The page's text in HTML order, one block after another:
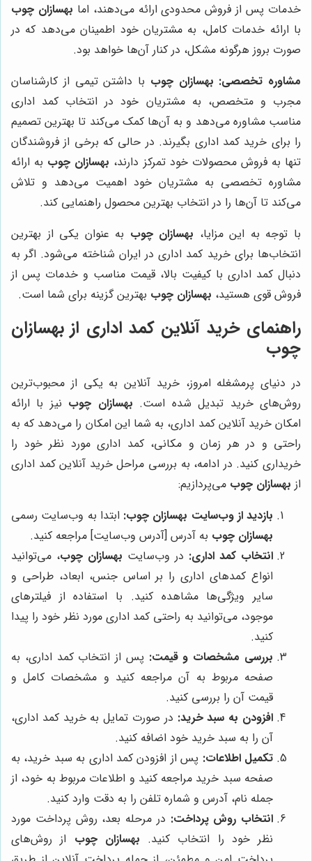
خدمات پس از فروش محدودی ارائه می‌دهند، اما بهسازان چوب
با ارائه خدمات کامل، به مشتریان خود اطمینان می‌دهد که در
صورت بروز هرگونه مشکل، در کنار آن‌ها خواهد بود.
مشاوره تخصصی: بهسازان چوب با داشتن تیمی از کارشناسان
مجرب و متخصص، به مشتریان خود در انتخاب کمد اداری
مناسب مشاوره می‌دهد و به آن‌ها کمک می‌کند تا بهترین تصمیم
را برای خرید کمد اداری بگیرند. در حالی که برخی از فروشندگان
تنها به فروش محصولات خود تمرکز دارند، بهسازان چوب به ارائه
مشاوره تخصصی به مشتریان خود اهمیت می‌دهد و تلاش
می‌کند تا آن‌ها را در انتخاب بهترین محصول راهنمایی کند.
با توجه به این مزایا، بهسازان چوب به عنوان یکی از بهترین
انتخاب‌ها برای خرید کمد اداری در ایران شناخته می‌شود. اگر به
دنبال کمد اداری با کیفیت بالا، قیمت مناسب و خدمات پس از
فروش قوی هستید، بهسازان چوب بهترین گزینه برای شما است.
راهنمای خرید آنلاین کمد اداری از بهسازان
چوب
در دنیای پرمشغله امروز، خرید آنلاین به یکی از محبوب‌ترین
روش‌های خرید تبدیل شده است. بهسازان چوب نیز با ارائه
امکان خرید آنلاین کمد اداری، به شما این امکان را می‌دهد که به
راحتی و در هر زمان و مکانی، کمد اداری مورد نظر خود را
خریداری کنید. در ادامه، به بررسی مراحل خرید آنلاین کمد اداری
از بهسازان چوب می‌پردازیم:
بازدید از وب‌سایت بهسازان چوب: ابتدا به وب‌سایت رسمی
بهسازان چوب به آدرس [آدرس وب‌سایت] مراجعه کنید.
انتخاب کمد اداری: در وب‌سایت بهسازان چوب، می‌توانید
انواع کمدهای اداری را بر اساس جنس، ابعاد، طراحی و
سایر ویژگی‌ها مشاهده کنید. با استفاده از فیلترهای
موجود، می‌توانید به راحتی کمد اداری مورد نظر خود را پیدا
کنید.
بررسی مشخصات و قیمت: پس از انتخاب کمد اداری، به
صفحه مربوط به آن مراجعه کنید و مشخصات کامل و
قیمت آن را بررسی کنید.
افزودن به سبد خرید: در صورت تمایل به خرید کمد اداری،
آن را به سبد خرید خود اضافه کنید.
تکمیل اطلاعات: پس از افزودن کمد اداری به سبد خرید، به
صفحه سبد خرید مراجعه کنید و اطلاعات مربوط به خود، از
جمله نام، آدرس و شماره تلفن را به دقت وارد کنید.
انتخاب روش پرداخت: در مرحله بعد، روش پرداخت مورد
نظر خود را انتخاب کنید. بهسازان چوب از روش‌های